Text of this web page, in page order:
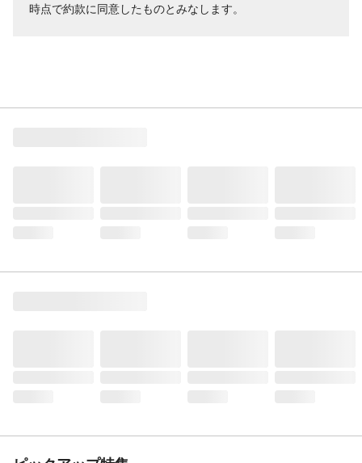
時点で約款に同意したものとみなします。